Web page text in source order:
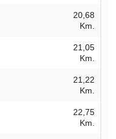
20,68
Km.
21,05
Km.
21,22
Km.
22,75
Km.